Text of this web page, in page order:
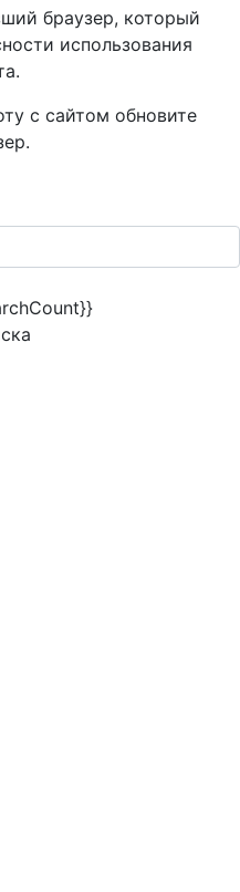
браузер, который
использования
с сайтом обновите